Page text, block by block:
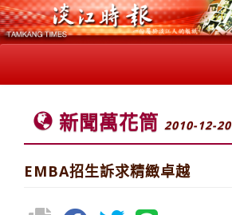
新聞萬花筒 2010-12-20
EMBA招生訴求精緻卓越